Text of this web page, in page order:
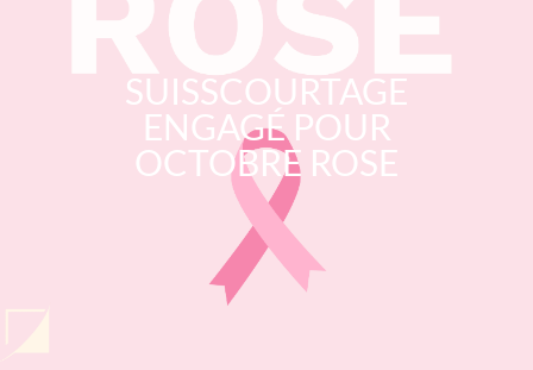
SUISSCOURTAGE
ENGAGÉ POUR
OCTOBRE ROSE